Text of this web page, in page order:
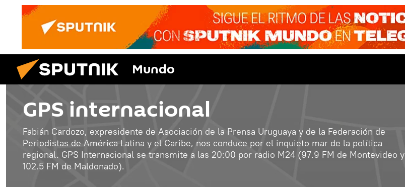
Mundo
GPS internacional
Fabián Cardozo, expresidente de Asociación de la Prensa Uruguaya y de la Federación de
Periodistas de América Latina y el Caribe, nos conduce por el inquieto mar de la política
regional. GPS Internacional se transmite a las 20:00 por radio M24 (97.9 FM de Montevideo y
102.5 FM de Maldonado).